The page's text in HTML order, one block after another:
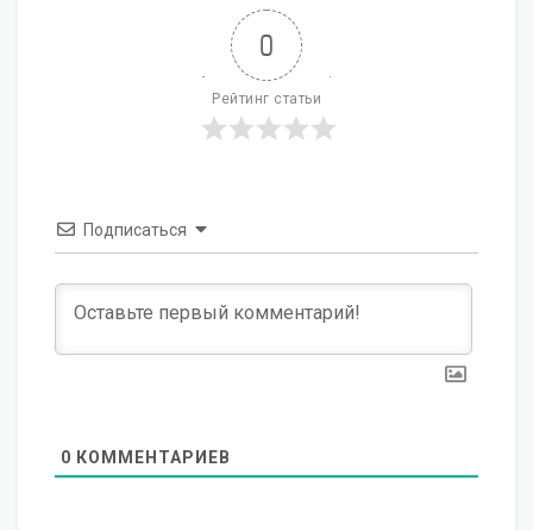
0
Рейтинг статьи
Подписаться
0 КОММЕНТАРИЕВ